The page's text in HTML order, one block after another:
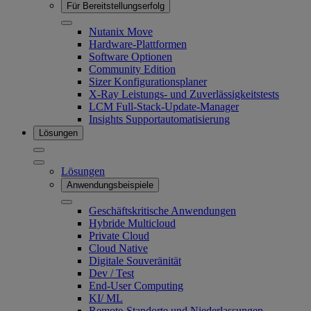
Für Bereitstellungserfolg
Nutanix Move
Hardware-Plattformen
Software Optionen
Community Edition
Sizer Konfigurationsplaner
X-Ray Leistungs- und Zuverlässigkeitstests
LCM Full-Stack-Update-Manager
Insights Supportautomatisierung
Lösungen
Lösungen
Anwendungsbeispiele
Geschäftskritische Anwendungen
Hybride Multicloud
Private Cloud
Cloud Native
Digitale Souveränität
Dev / Test
End-User Computing
KI/​ ML